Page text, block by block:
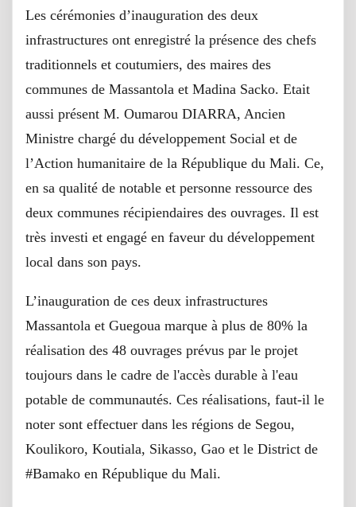
Les cérémonies d’inauguration des deux
infrastructures ont enregistré la présence des chefs
traditionnels et coutumiers, des maires des
communes de Massantola et Madina Sacko. Etait
aussi présent M. Oumarou DIARRA, Ancien
Ministre chargé du développement Social et de
l’Action humanitaire de la République du Mali. Ce,
en sa qualité de notable et personne ressource des
deux communes récipiendaires des ouvrages. Il est
très investi et engagé en faveur du développement
local dans son pays.
L’inauguration de ces deux infrastructures
Massantola et Guegoua marque à plus de 80% la
réalisation des 48 ouvrages prévus par le projet
toujours dans le cadre de l'accès durable à l'eau
potable de communautés. Ces réalisations, faut-il le
noter sont effectuer dans les régions de Segou,
Koulikoro, Koutiala, Sikasso, Gao et le District de
#Bamako en République du Mali.